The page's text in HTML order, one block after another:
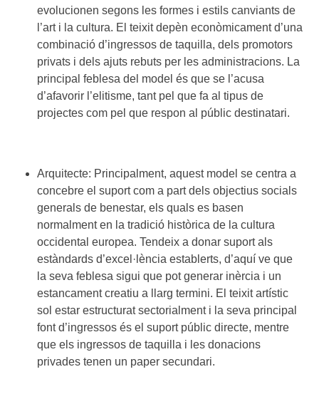
evolucionen segons les formes i estils canviants de
l’art i la cultura. El teixit depèn econòmicament d’una
combinació d’ingressos de taquilla, dels promotors
privats i dels ajuts rebuts per les administracions. La
principal feblesa del model és que se l’acusa
d’afavorir l’elitisme, tant pel que fa al tipus de
projectes com pel que respon al públic destinatari.
Arquitecte: Principalment, aquest model se centra a
concebre el suport com a part dels objectius socials
generals de benestar, els quals es basen
normalment en la tradició històrica de la cultura
occidental europea. Tendeix a donar suport als
estàndards d’excel·lència establerts, d’aquí ve que
la seva feblesa sigui que pot generar inèrcia i un
estancament creatiu a llarg termini. El teixit artístic
sol estar estructurat sectorialment i la seva principal
font d’ingressos és el suport públic directe, mentre
que els ingressos de taquilla i les donacions
privades tenen un paper secundari.